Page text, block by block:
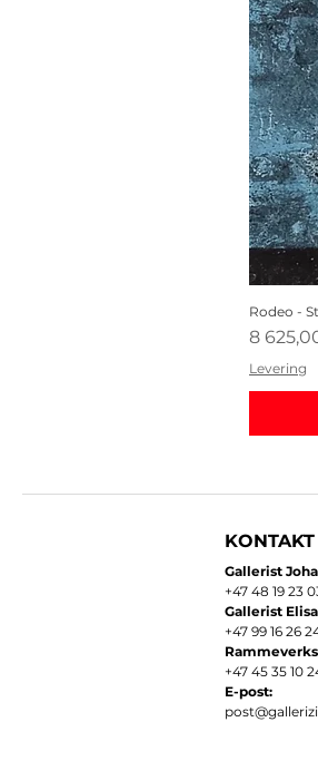
Rodeo -
Pris
8
Levering
KONTAKT
Gallerist
+47 48 19 23
Gallerist
+47 99 16 26
+47 45 35 10
E-post: